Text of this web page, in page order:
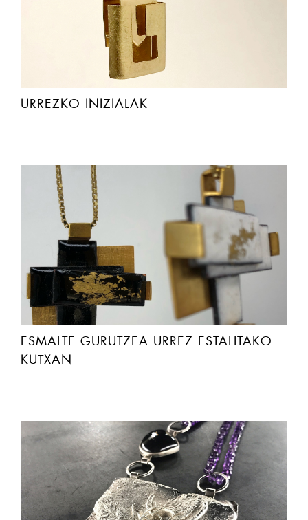
URREZKO INIZIALAK
ESMALTE GURUTZEA URREZ ESTALITAKO
KUTXAN